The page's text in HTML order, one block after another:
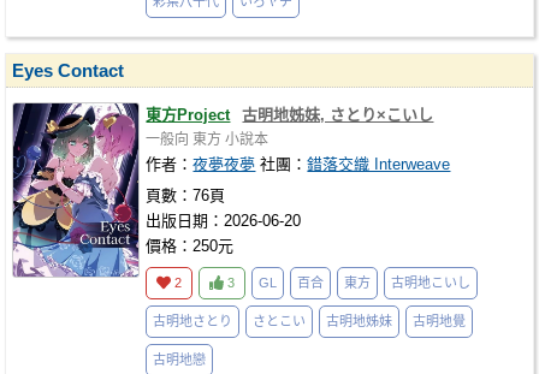
Eyes Contact
東方Project 古明地姊妹, さとり×こいし
一般向 東方 小說本
作者：夜夢夜夢 社團：錯落交織 Interweave
頁數：76頁
出版日期：2026-06-20
價格：250元
2 3 GL 百合 東方 古明地こいし
古明地さとり さとこい 古明地姊妹 古明地覺
古明地戀